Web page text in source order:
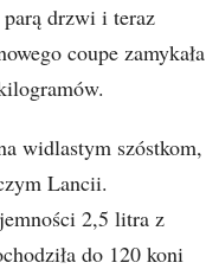
drzwi i teraz
coupe zamykała
widlastym szóstkom,
Lancii.
2,5 litra z
do 120 koni